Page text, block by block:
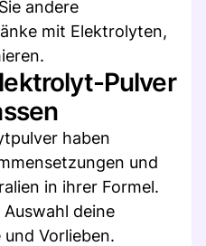
andere
mit Elektrolyten,
Pulver
haben
und
in ihrer Formel.
deine
Vorlieben.